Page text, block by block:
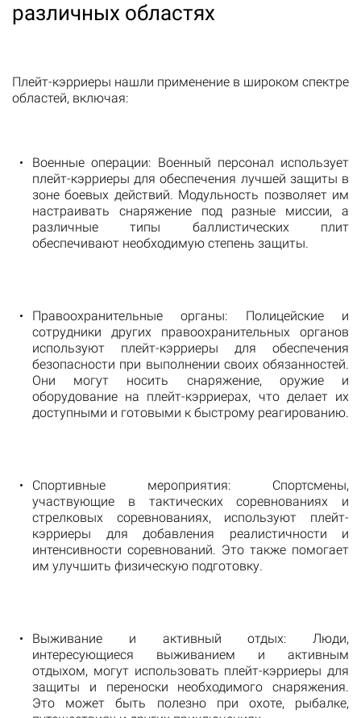
различных областях
Плейт-кэрриеры нашли применение в широком спектре
областей, включая:
Военные операции: Военный персонал использует
плейт-кэрриеры для обеспечения лучшей защиты в
зоне боевых действий. Модульность позволяет им
настраивать снаряжение под разные миссии, а
различные типы баллистических плит
обеспечивают необходимую степень защиты.
Правоохранительные органы: Полицейские и
сотрудники других правоохранительных органов
используют плейт-кэрриеры для обеспечения
безопасности при выполнении своих обязанностей.
Они могут носить снаряжение, оружие и
оборудование на плейт-кэрриерах, что делает их
доступными и готовыми к быстрому реагированию.
Спортивные мероприятия: Спортсмены,
участвующие в тактических соревнованиях и
стрелковых соревнованиях, используют плейт-
кэрриеры для добавления реалистичности и
интенсивности соревнований. Это также помогает
им улучшить физическую подготовку.
Выживание и активный отдых: Люди,
интересующиеся выживанием и активным
отдыхом, могут использовать плейт-кэрриеры для
защиты и переноски необходимого снаряжения.
Это может быть полезно при охоте, рыбалке,